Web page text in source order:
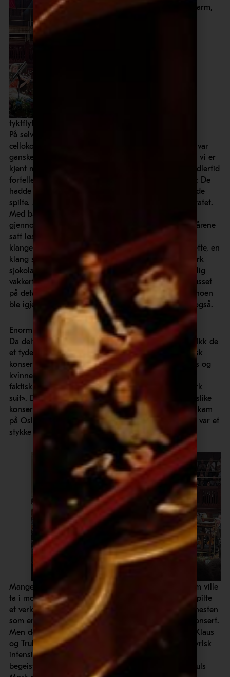
varm,
tyktflytende, mørk sjokolade
På selve prøven fikk vi en full gjennomkjøring av
cellokonserten, i en konsertsal med en akustikk som var
ganske så annerledes – for å si det mildt – enn den vi er
kjent med fra Oslo Konserthus. Musikerne kunne imidlertid
fortelle at akustikken også bød på noen utfordringer: De
hadde faktisk litt vanskelig for å høre hverandre når de
spilte. Men det virket ikke som det gikk ut over resultatet.
Med bare oss i salen, spilte orkesteret og Truls Mørk
gjennom hele denne vakre konserten, så nydelig at tårene
satt løst hos noen og enhver. Det er ingen tvil om at
klangen i Truls Mørks nye Stradivari-cello bidro til dette, en
klang som kan beskrives som varm, tyktflytende, mørk
sjokolade – akkurat like deilig! Simpelthen ubeskrivelig
vakkert! Etterpå fikk vi oppleve hvordan Mäkelä finpusset
på detaljene. De fleste forlot prøven i pausen, mens noen
ble igjen for å høre prøven på
Lemminkäinen Suite , også.
Enorm begeistring
Da deltakerne ankom konserthuset litt før kl. 20.00, fikk de
et tydelig møte med forskjellene på norsk og tsjekkisk
konsertkultur. De fleste mennene var iført mørk dress og
kvinnene i selskapskjoler! Senere oppdaget vi at det
faktisk sto på konsertens nettside at antrekk var «dark
suit». Det er visst slik det er på klassiske konserter i slike
konsertlokaler. Våre deltakere gjorde imidlertid ikke skam
på Oslo-filharmonien, vi var pent kledd, selv om det var et
stykke igjen til tsjekkisk standard.
Mange var spente på hvordan det tsjekkiske publikum ville
ta i mot et norsk orkester med en norsk solist som spilte
et verk av en Tsjekkias nasjonalkomponister. Det er nesten
som en tsjekkisk pianist skulle spille Griegs A-mollkonsert.
Men det var ingen grunn til bekymring! Orkesteret, Klaus
og Truls Mørk leverte opp mot sitt aller beste, med lyrisk
intensitet og stor dramatikk. Og de ble møtt med en
begeistring vi sjelden opplever i Oslo Konserthus. Truls